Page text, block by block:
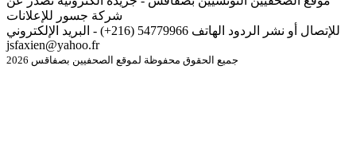
شركة جسور للإعلانات
للإتصال أو نشر الردود الهاتف 54779966 (216+) - البريد الإلكتروني
jsfaxien@yahoo.fr
جميع الحقوق محفوظة لموقع الصحفيين بصفاقس 2026